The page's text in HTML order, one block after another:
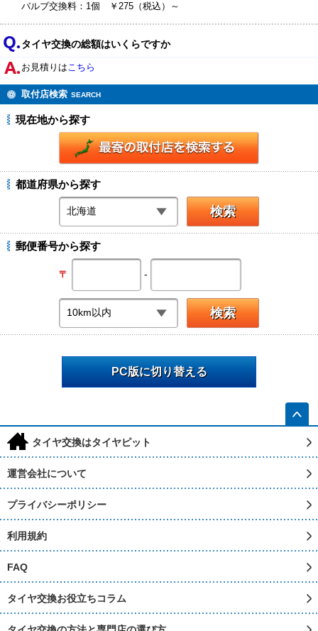
バルブ交換料：1個 ￥275（税込）～
タイヤ交換の総額はいくらですか
お見積りはこちら
取付店検索 SEARCH
現在地から探す
都道府県から探す
郵便番号から探す
〒 -
PC版に切り替える
h タイヤ交換はタイヤピット
運営会社について
プライバシーポリシー
利用規約
FAQ
タイヤ交換お役立ちコラム